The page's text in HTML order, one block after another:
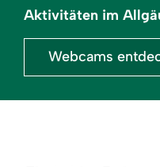
Aktivitäten im
Webcams